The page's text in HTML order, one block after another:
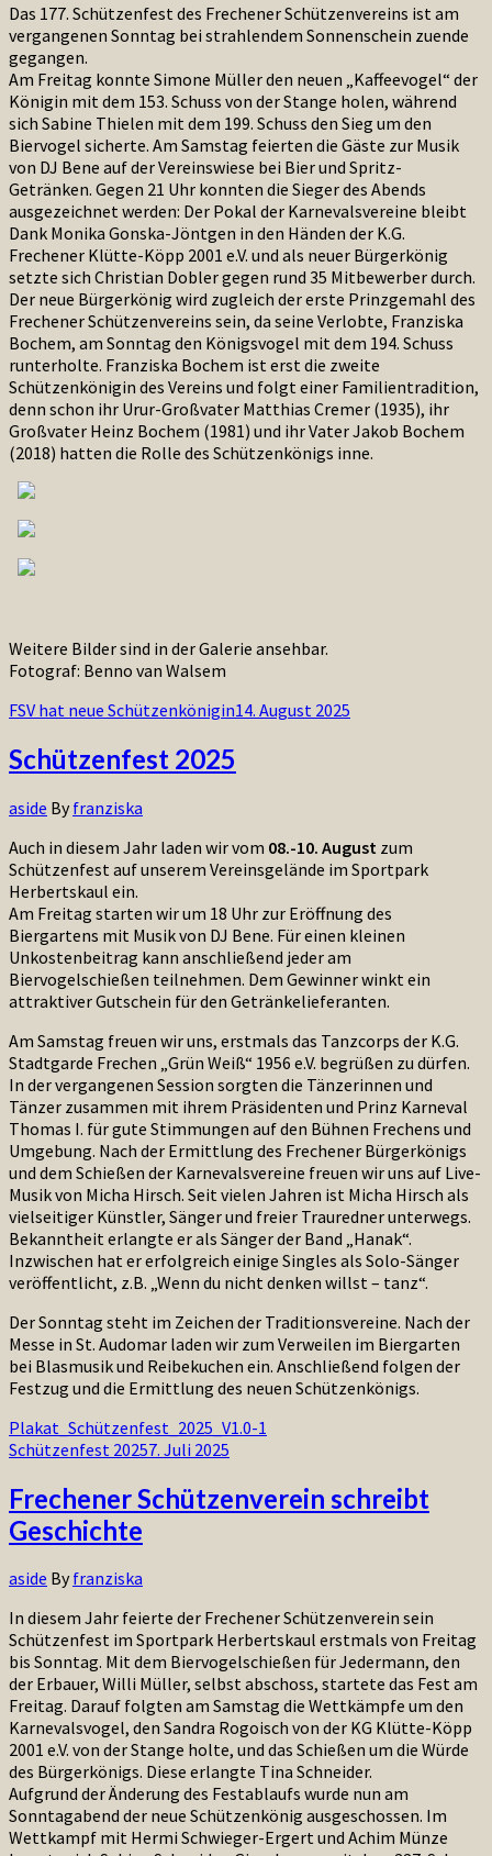
Das 177. Schützenfest des Frechener Schützenvereins ist am
vergangenen Sonntag bei strahlendem Sonnenschein zuende
gegangen.
Am Freitag konnte Simone Müller den neuen „Kaffeevogel“ der
Königin mit dem 153. Schuss von der Stange holen, während
sich Sabine Thielen mit dem 199. Schuss den Sieg um den
Biervogel sicherte. Am Samstag feierten die Gäste zur Musik
von DJ Bene auf der Vereinswiese bei Bier und Spritz-
Getränken. Gegen 21 Uhr konnten die Sieger des Abends
ausgezeichnet werden: Der Pokal der Karnevalsvereine bleibt
Dank Monika Gonska-Jöntgen in den Händen der K.G.
Frechener Klütte-Köpp 2001 e.V. und als neuer Bürgerkönig
setzte sich Christian Dobler gegen rund 35 Mitbewerber durch.
Der neue Bürgerkönig wird zugleich der erste Prinzgemahl des
Frechener Schützenvereins sein, da seine Verlobte, Franziska
Bochem, am Sonntag den Königsvogel mit dem 194. Schuss
runterholte. Franziska Bochem ist erst die zweite
Schützenkönigin des Vereins und folgt einer Familientradition,
denn schon ihr Urur-Großvater Matthias Cremer (1935), ihr
Großvater Heinz Bochem (1981) und ihr Vater Jakob Bochem
(2018) hatten die Rolle des Schützenkönigs inne.
Weitere Bilder sind in der Galerie ansehbar.
Fotograf: Benno van Walsem
FSV hat neue Schützenkönigin14. August 2025
Schützenfest 2025
aside Byfranziska
Auch in diesem Jahr laden wir vom 08.-10. August zum
Schützenfest auf unserem Vereinsgelände im Sportpark
Herbertskaul ein.
Am Freitag starten wir um 18 Uhr zur Eröffnung des
Biergartens mit Musik von DJ Bene. Für einen kleinen
Unkostenbeitrag kann anschließend jeder am
Biervogelschießen teilnehmen. Dem Gewinner winkt ein
attraktiver Gutschein für den Getränkelieferanten.
Am Samstag freuen wir uns, erstmals das Tanzcorps der K.G.
Stadtgarde Frechen „Grün Weiß“ 1956 e.V. begrüßen zu dürfen.
In der vergangenen Session sorgten die Tänzerinnen und
Tänzer zusammen mit ihrem Präsidenten und Prinz Karneval
Thomas I. für gute Stimmungen auf den Bühnen Frechens und
Umgebung. Nach der Ermittlung des Frechener Bürgerkönigs
und dem Schießen der Karnevalsvereine freuen wir uns auf Live-
Musik von Micha Hirsch. Seit vielen Jahren ist Micha Hirsch als
vielseitiger Künstler, Sänger und freier Trauredner unterwegs.
Bekanntheit erlangte er als Sänger der Band „Hanak“.
Inzwischen hat er erfolgreich einige Singles als Solo-Sänger
veröffentlicht, z.B. „Wenn du nicht denken willst – tanz“.
Der Sonntag steht im Zeichen der Traditionsvereine. Nach der
Messe in St. Audomar laden wir zum Verweilen im Biergarten
bei Blasmusik und Reibekuchen ein. Anschließend folgen der
Festzug und die Ermittlung des neuen Schützenkönigs.
Plakat_Schützenfest_2025_V1.0-1
Schützenfest 20257. Juli 2025
Frechener Schützenverein schreibt
Geschichte
aside Byfranziska
In diesem Jahr feierte der Frechener Schützenverein sein
Schützenfest im Sportpark Herbertskaul erstmals von Freitag
bis Sonntag. Mit dem Biervogelschießen für Jedermann, den
der Erbauer, Willi Müller, selbst abschoss, startete das Fest am
Freitag. Darauf folgten am Samstag die Wettkämpfe um den
Karnevalsvogel, den Sandra Rogoisch von der KG Klütte-Köpp
2001 e.V. von der Stange holte, und das Schießen um die Würde
des Bürgerkönigs. Diese erlangte Tina Schneider.
Aufgrund der Änderung des Festablaufs wurde nun am
Sonntagabend der neue Schützenkönig ausgeschossen. Im
Wettkampf mit Hermi Schwieger-Ergert und Achim Münze